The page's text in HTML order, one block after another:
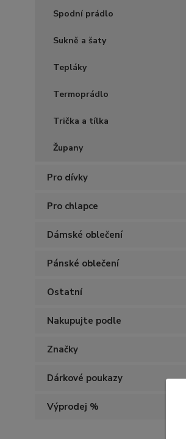
Spodní prádlo
Sukně a šaty
Tepláky
Termoprádlo
Trička a tílka
Župany
Pro dívky
Pro chlapce
Dámské oblečení
Pánské oblečení
Ostatní
Nakupujte podle
Značky
Dárkové poukazy
Výprodej %